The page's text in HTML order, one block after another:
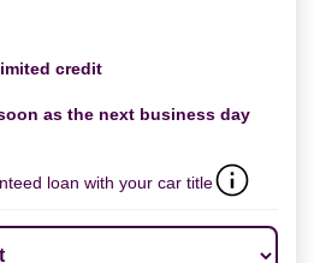
credit
as the next business day
loan with your car title